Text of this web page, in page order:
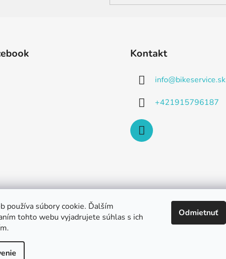
používa súbory cookie. Ďalším
tohto webu vyjadrujete súhlas s ich
Odmietnuť
Kontakt
info@bikeservice.sk
+421915796187